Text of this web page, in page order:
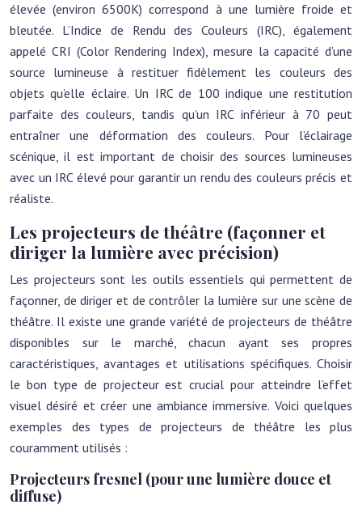
élevée (environ 6500K) correspond à une lumière froide et
bleutée. L’Indice de Rendu des Couleurs (IRC), également
appelé CRI (Color Rendering Index), mesure la capacité d’une
source lumineuse à restituer fidèlement les couleurs des
objets qu’elle éclaire. Un IRC de 100 indique une restitution
parfaite des couleurs, tandis qu’un IRC inférieur à 70 peut
entraîner une déformation des couleurs. Pour l’éclairage
scénique, il est important de choisir des sources lumineuses
avec un IRC élevé pour garantir un rendu des couleurs précis et
réaliste.
Les projecteurs de théâtre (façonner et
diriger la lumière avec précision)
Les projecteurs sont les outils essentiels qui permettent de
façonner, de diriger et de contrôler la lumière sur une scène de
théâtre. Il existe une grande variété de projecteurs de théâtre
disponibles sur le marché, chacun ayant ses propres
caractéristiques, avantages et utilisations spécifiques. Choisir
le bon type de projecteur est crucial pour atteindre l’effet
visuel désiré et créer une ambiance immersive. Voici quelques
exemples des types de projecteurs de théâtre les plus
couramment utilisés :
Projecteurs fresnel (pour une lumière douce et
diffuse)